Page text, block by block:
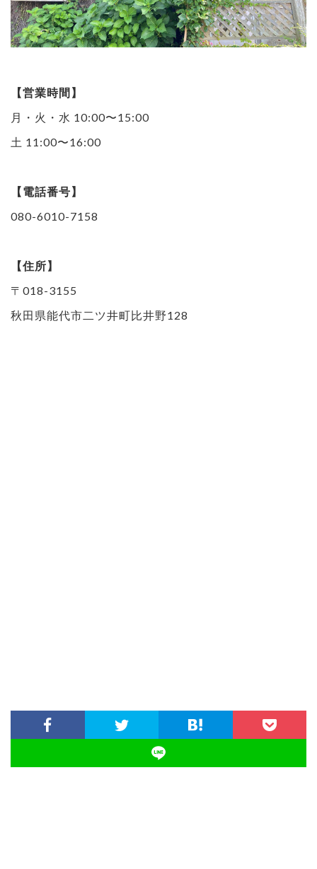
【営業時間】
月・火・水 10:00〜15:00
土 11:00〜16:00
【電話番号】
080-6010-7158
【住所】
〒018-3155
秋田県能代市二ツ井町比井野128